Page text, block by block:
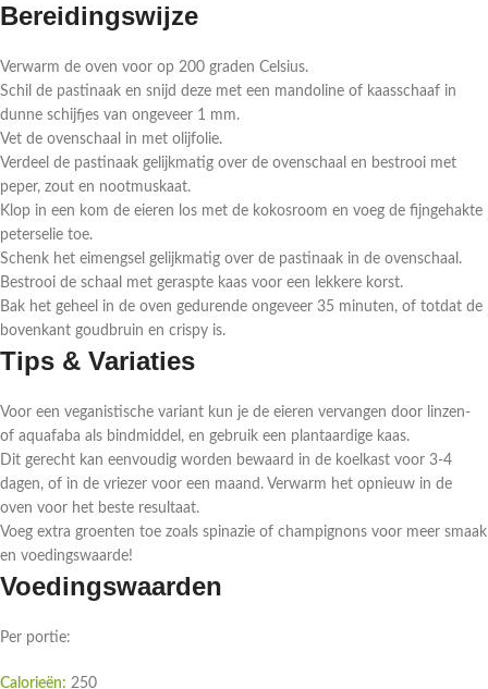
Bereidingswijze
Verwarm de oven voor op 200 graden Celsius.
Schil de pastinaak en snijd deze met een mandoline of kaasschaaf in
dunne schijfjes van ongeveer 1 mm.
Vet de ovenschaal in met olijfolie.
Verdeel de pastinaak gelijkmatig over de ovenschaal en bestrooi met
peper, zout en nootmuskaat.
Klop in een kom de eieren los met de kokosroom en voeg de fijngehakte
peterselie toe.
Schenk het eimengsel gelijkmatig over de pastinaak in de ovenschaal.
Bestrooi de schaal met geraspte kaas voor een lekkere korst.
Bak het geheel in de oven gedurende ongeveer 35 minuten, of totdat de
bovenkant goudbruin en crispy is.
Tips & Variaties
Voor een veganistische variant kun je de eieren vervangen door linzen-
of aquafaba als bindmiddel, en gebruik een plantaardige kaas.
Dit gerecht kan eenvoudig worden bewaard in de koelkast voor 3-4
dagen, of in de vriezer voor een maand. Verwarm het opnieuw in de
oven voor het beste resultaat.
Voeg extra groenten toe zoals spinazie of champignons voor meer smaak
en voedingswaarde!
Voedingswaarden
Per portie:
Calorieën: 250